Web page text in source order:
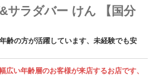
サラダバー けん 【国分
齢の方が活躍しています、未経験でも安
広い年齢層のお客様が来店するお店です、